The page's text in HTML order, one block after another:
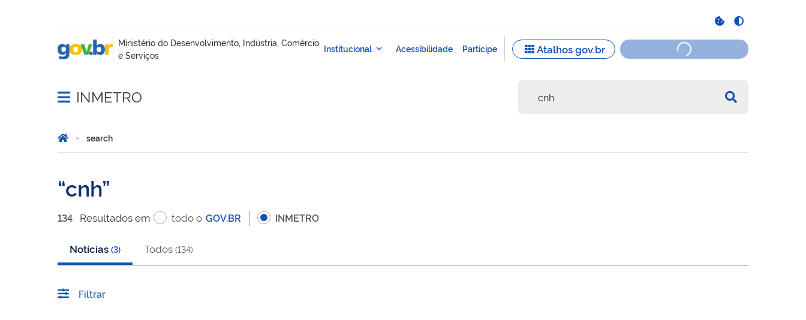
Abrir menu principal de navegação
INMETRO
Você está aqui:
Homesearch
cnh
134 Resultadosem todo o GOV.BR INMETRO
Notícias (3) Todos (134)
Filtrar